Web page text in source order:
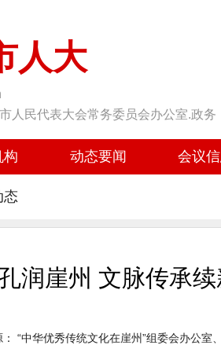
人大
人民代表大会常务委员会办公室.政务
构 动态要闻 会议
态
润崖州 文脉传承
“中华优秀传统文化在崖州”组委会办公室